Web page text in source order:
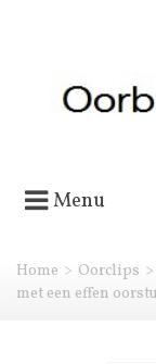
Menu
Home > Oorclips >
met een effen